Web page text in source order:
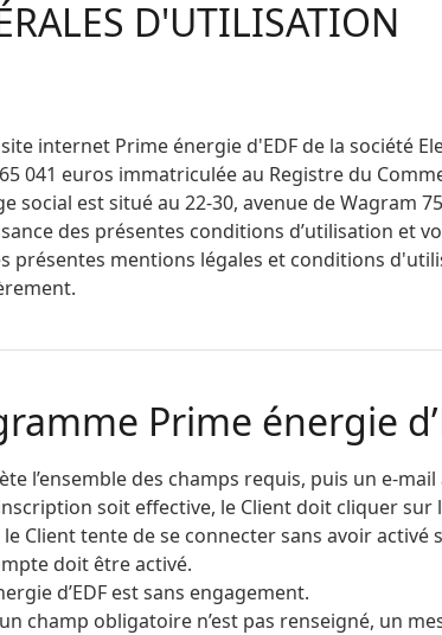
D'UTILISATION
internet Prime énergie d'EDF de la société
041 euros immatriculée au Registre du
social est situé au 22-30, avenue de Wagram
des présentes conditions d’utilisation et
présentes mentions légales et conditions
Prime énergie
l’ensemble des champs requis, puis un e-
soit effective, le Client doit cliquer sur
Client tente de se connecter sans avoir activé
doit être activé.
d’EDF est sans engagement.
champ obligatoire n’est pas renseigné, un